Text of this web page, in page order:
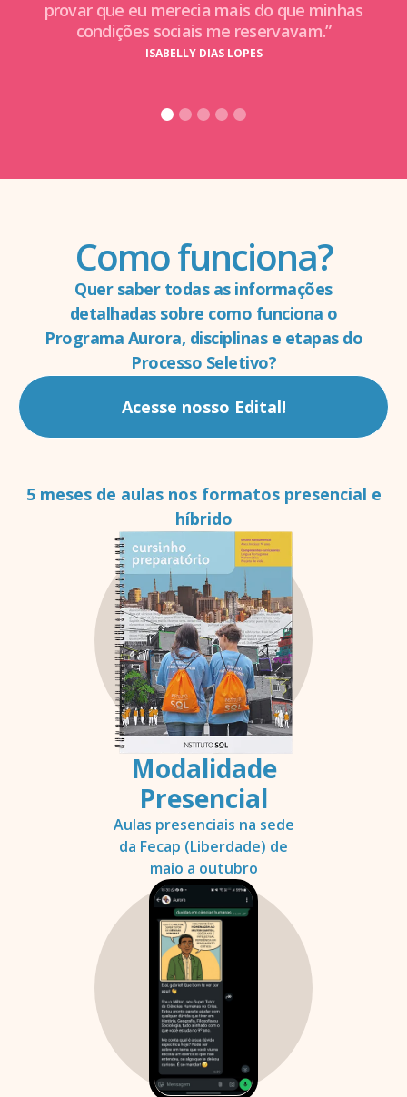
provar que eu merecia mais do que minhas
condições sociais me reservavam.”
ISABELLY DIAS LOPES
Como funciona?
Quer saber todas as informações
detalhadas sobre como funciona o
Programa Aurora, disciplinas e etapas do
Processo Seletivo?
Acesse nosso Edital!
5 meses de aulas nos formatos presencial e
híbrido
Modalidade
Presencial
Aulas presenciais na sede
da Fecap (Liberdade) de
maio a outubro